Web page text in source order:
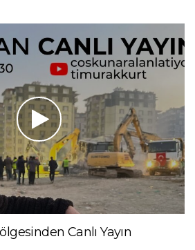
Canlı Yayın